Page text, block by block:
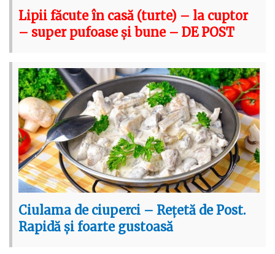
Lipii făcute în casă (turte) – la cuptor
– super pufoase și bune – DE POST
Ciulama de ciuperci – Rețetă de Post.
Rapidă și foarte gustoasă